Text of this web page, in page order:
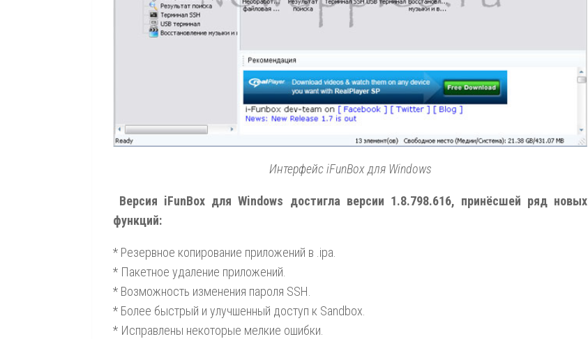
Интерфейс iFunBox для Windows
Версия iFunBox для Windows достигла версии 1.8.798.616, принёсшей ряд новых
функций:
* Резервное копирование приложений в .ipa.
* Пакетное удаление приложений.
* Возможность изменения пароля SSH.
* Более быстрый и улучшенный доступ к Sandbox.
* Исправлены некоторые мелкие ошибки.